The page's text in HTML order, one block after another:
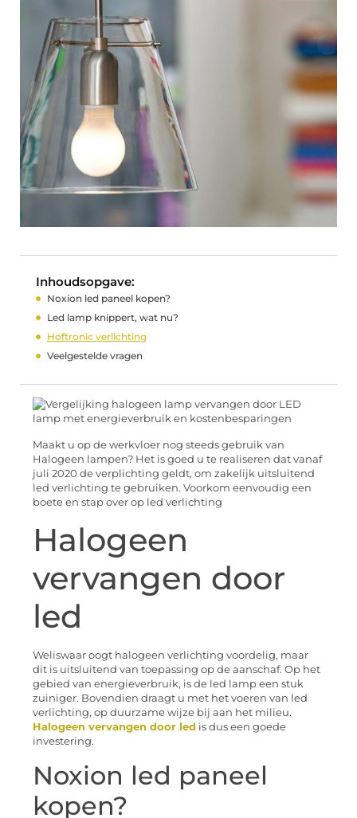
Inhoudsopgave:
Noxion led paneel kopen?
Led lamp knippert, wat nu?
Hoftronic verlichting
Veelgestelde vragen
Maakt u op de werkvloer nog steeds gebruik van
Halogeen lampen? Het is goed u te realiseren dat vanaf
juli 2020 de verplichting geldt, om zakelijk uitsluitend
led verlichting te gebruiken. Voorkom eenvoudig een
boete en stap over op led verlichting
Halogeen
vervangen door
led
Weliswaar oogt halogeen verlichting voordelig, maar
dit is uitsluitend van toepassing op de aanschaf. Op het
gebied van energieverbruik, is de led lamp een stuk
zuiniger. Bovendien draagt u met het voeren van led
verlichting, op duurzame wijze bij aan het milieu.
Halogeen vervangen door led is dus een goede
investering.
Noxion led paneel
kopen?